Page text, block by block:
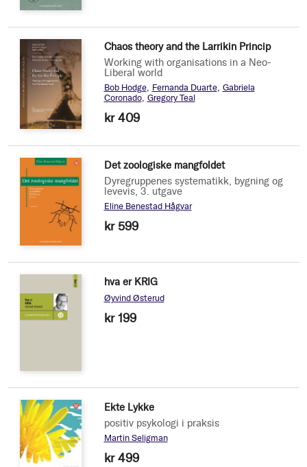
Chaos theory and the Larrikin Princip
Working with organisations in a Neo-
Liberal world
Bob Hodge Fernanda Duarte Gabriela
Coronado Gregory Teal
kr 409
Det zoologiske mangfoldet
Dyregruppenes systematikk, bygning og
levevis, 3. utgave
Eline Benestad Hågvar
kr 599
hva er KRIG
Øyvind Østerud
kr 199
Ekte Lykke
positiv psykologi i praksis
Martin Seligman
kr 499